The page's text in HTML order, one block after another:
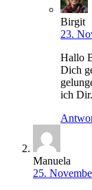
Birgit
23.
Hallo
Dich
ich
Manuela
25.